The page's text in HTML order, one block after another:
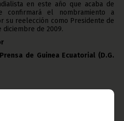
en este año que acaba de
confirmará el nombramiento a
su reelección como Presidente de
diciembre de 2009.
de Guinea Ecuatorial (D.G.